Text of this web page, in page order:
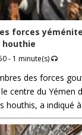
forces
houthie
- 1 minute(s)
des forces
centre du Yémen
houthis, a indiqué à